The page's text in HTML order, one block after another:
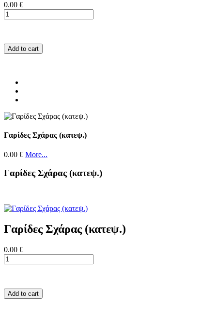
0.00 €
Add to cart
Γαρίδες Σχάρας (κατεψ.)
0.00 € More...
Γαρίδες Σχάρας (κατεψ.)
Γαρίδες Σχάρας (κατεψ.)
0.00 €
Add to cart